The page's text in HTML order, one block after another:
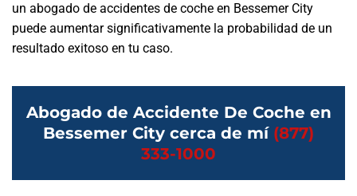
un abogado de accidentes de coche en Bessemer City
puede aumentar significativamente la probabilidad de un
resultado exitoso en tu caso.
Abogado de Accidente De Coche en
Bessemer City cerca de mí (877)
333-1000